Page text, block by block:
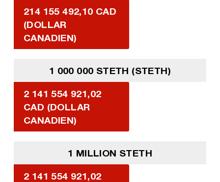
214 155 492,10 CAD
(DOLLAR
CANADIEN)
1 000 000 STETH (STETH)
2 141 554 921,02
CAD (DOLLAR
CANADIEN)
1 MILLION STETH
2 141 554 921,02